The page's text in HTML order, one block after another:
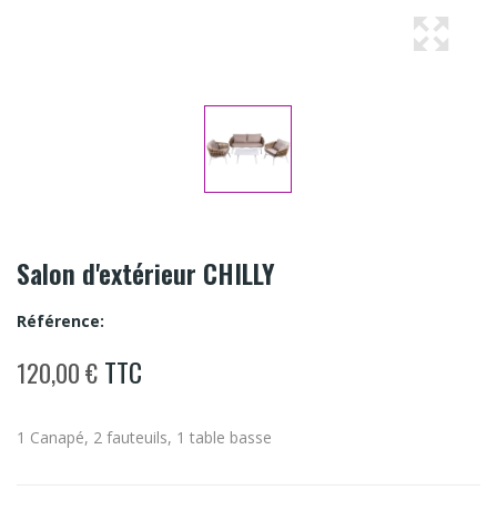
Salon d'extérieur CHILLY
Référence:
120,00 € TTC
1 Canapé, 2 fauteuils, 1 table basse